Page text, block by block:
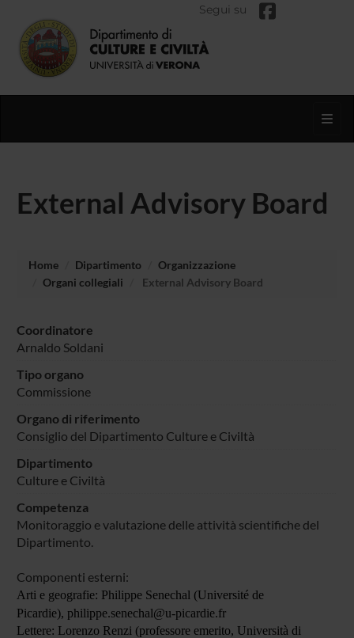
Segui su
External Advisory Board
Home Dipartimento
Organizzazione
Organi collegiali
External Advisory Board
Coordinatore
Arnaldo Soldani
Tipo organo
Commissione
Organo di riferimento
Consiglio del Dipartimento Culture e Civiltà
Dipartimento
Culture e Civiltà
Competenza
Monitoraggio e valutazione delle attività scientifiche del
Dipartimento.
Componenti esterni:
Arti e geografie: Philippe Senechal (Université de
Picardie), philippe.senechal@u-picardie.fr
Lettere: Lorenzo Renzi (professore emerito, Università di